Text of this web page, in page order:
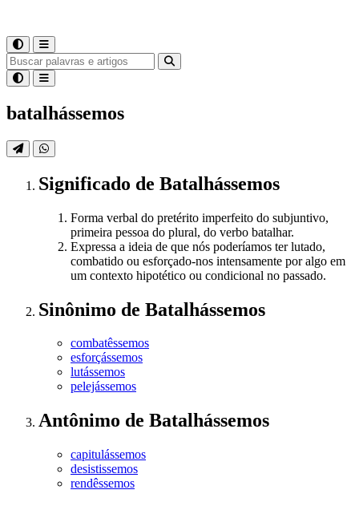
batalhássemos
Significado de Batalhássemos
Forma verbal do pretérito imperfeito do subjuntivo,
primeira pessoa do plural, do verbo batalhar.
Expressa a ideia de que nós poderíamos ter lutado,
combatido ou esforçado-nos intensamente por algo em
um contexto hipotético ou condicional no passado.
Sinônimo de Batalhássemos
combatêssemos
esforçássemos
lutássemos
pelejássemos
Antônimo de Batalhássemos
capitulássemos
desistissemos
rendêssemos